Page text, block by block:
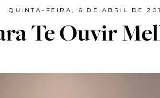
QUINTA-FEIRA, 6 DE ABRIL DE
Te Ouvir